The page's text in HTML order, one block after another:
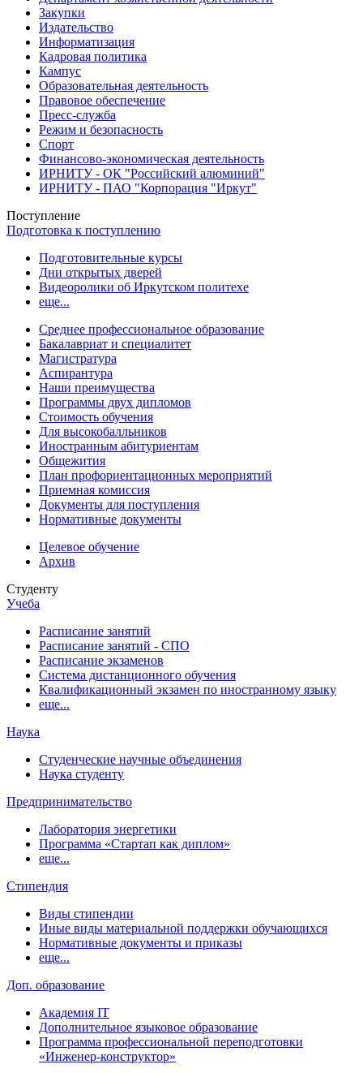
Закупки
Издательство
Информатизация
Кадровая политика
Кампус
Образовательная деятельность
Правовое обеспечение
Пресс-служба
Режим и безопасность
Спорт
Финансово-экономическая деятельность
ИРНИТУ - ОК "Российский алюминий"
ИРНИТУ - ПАО "Корпорация "Иркут"
Поступление
Подготовка к поступлению
Подготовительные курсы
Дни открытых дверей
Видеоролики об Иркутском политехе
еще...
Cреднее профессиональное образование
Бакалавриат и специалитет
Магистратура
Аспирантура
Наши преимущества
Программы двух дипломов
Стоимость обучения
Для высокобалльников
Иностранным абитуриентам
Общежития
План профориентационных мероприятий
Приемная комиссия
Документы для поступления
Нормативные документы
Целевое обучение
Архив
Студенту
Учеба
Расписание занятий
Расписание занятий - СПО
Расписание экзаменов
Система дистанционного обучения
Квалификационный экзамен по иностранному языку
еще...
Наука
Студенческие научные объединения
Наука студенту
Предпринимательство
Лаборатория энергетики
Программа «Стартап как диплом»
еще...
Стипендия
Виды стипендии
Иные виды материальной поддержки обучающихся
Нормативные документы и приказы
еще...
Доп. образование
Академия IT
Дополнительное языковое образование
Программа профессиональной переподготовки
«Инженер-конструктор»